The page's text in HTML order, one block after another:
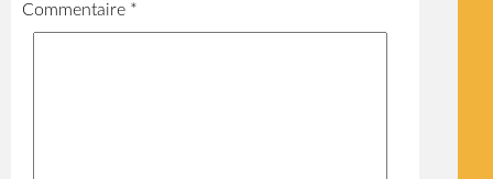
Commentaire *